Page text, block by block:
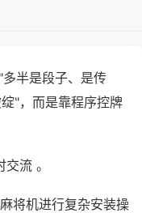
半是段子、是传
"，而是靠程序控牌
流 。
将机进行复杂安装操